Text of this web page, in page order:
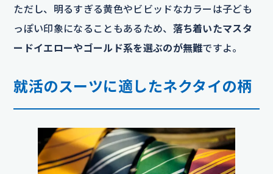
ただし、明るすぎる黄色やビビッドなカラーは子ども
っぽい印象になることもあるため、 落ち着いたマスタ
ードイエローやゴールド系を選ぶのが無難ですよ。
就活のスーツに適したネクタイの柄